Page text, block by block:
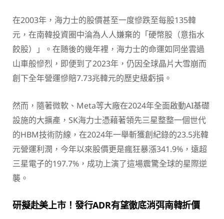
在2003年，海力士的股價甚至一度慘跌至每股135韓
元，在南韓投資圈中淪為人人嫌棄的「硬幣股（意指水
餃股）」。在随後的幾年裡，海力士的命運如同坐雲過
山車般慘烈，即便到了2023年，仍因全球晶片大雪崩而
創下全年營運慘賠7.73兆韓元的歷史級虧損。
然而，隨著微軟、Meta等大廠在2024年全面啟動AI基礎
設施的大擴產，SK海力士憑藉著領先三星整整一個世代
的HBM技術防線，在2024年一舉斬獲創紀錄的23.5兆韓
元營運利潤，今年以來股價更是瘋狂暴漲341.9%，遠超
三星電子的197.7%，成功上演了這場震驚全球的星際逆
襲。
研擬赴美上市！發行ADR有望徹底消弭南韓折價